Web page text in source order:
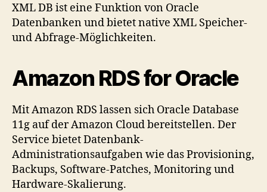
XML DB ist eine Funktion von Oracle
Datenbanken und bietet native XML Speicher-
und Abfrage-Möglichkeiten.
Amazon RDS for Oracle
Mit Amazon RDS lassen sich Oracle Database
11g auf der Amazon Cloud bereitstellen. Der
Service bietet Datenbank-
Administrationsaufgaben wie das Provisioning,
Backups, Software-Patches, Monitoring und
Hardware-Skalierung.